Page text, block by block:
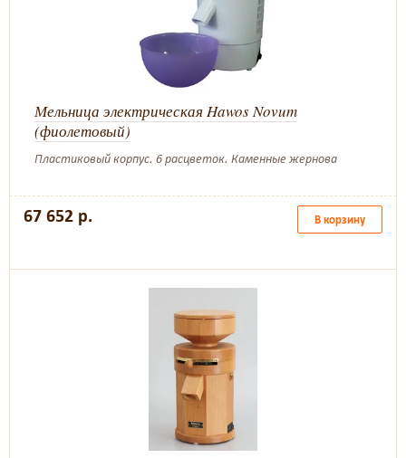
Мельница электрическая Hawos Novum
(фиолетовый)
Пластиковый корпус. 6 расцветок. Каменные жернова
67 652 р. В корзину